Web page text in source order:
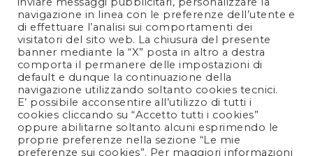
COOKIES POLICY
LEGAL NOTES
CONTACTS
FOLLOW US
navigazione in linea con le preferenze dell’utente e
di effettuare l’analisi sui comportamenti dei
visitatori del sito web. La chiusura del presente
banner mediante la “X” posta in altro a destra
comporta il permanere delle impostazioni di
default e dunque la continuazione della
navigazione utilizzando soltanto cookies tecnici.
E’ possibile acconsentire all’utilizzo di tutti i
cookies cliccando su “Accetto tutti i cookies”
oppure abilitarne soltanto alcuni esprimendo le
proprie preferenze nella sezione “Le mie
preferenze sui cookies”. Per maggiori informazioni